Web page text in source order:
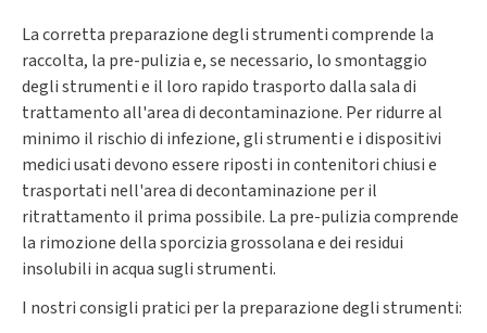
La corretta preparazione degli strumenti comprende la
raccolta, la pre-pulizia e, se necessario, lo smontaggio
degli strumenti e il loro rapido trasporto dalla sala di
trattamento all'area di decontaminazione. Per ridurre al
minimo il rischio di infezione, gli strumenti e i dispositivi
medici usati devono essere riposti in contenitori chiusi e
trasportati nell'area di decontaminazione per il
ritrattamento il prima possibile. La pre-pulizia comprende
la rimozione della sporcizia grossolana e dei residui
insolubili in acqua sugli strumenti.
I nostri consigli pratici per la preparazione degli strumenti: